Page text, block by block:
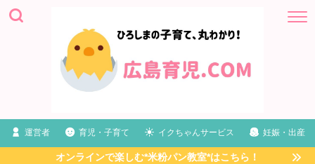
運営者 育児・子育て イクちゃんサービス 妊娠・出産
オンラインで楽しむ*米粉パン教室*はこちら！